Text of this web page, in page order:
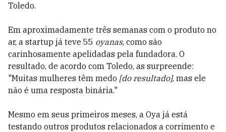
Toledo.
Em aproximadamente três semanas com o produto no
ar, a startup já teve 55 oyanas, como são
carinhosamente apelidadas pela fundadora. O
resultado, de acordo com Toledo, as surpreende:
"Muitas mulheres têm medo [do resultado], mas ele
não é uma resposta binária."
Mesmo em seus primeiros meses, a Oya já está
testando outros produtos relacionados a corrimento e